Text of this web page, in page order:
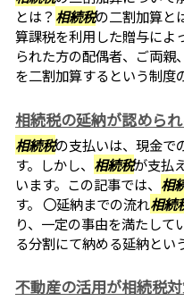
とは？ 相続税の二割加算と
算課税を利用した贈与によ
られた方の配偶者、ご両親
を二割加算するという制度
相続税の延納が認めら
相続税の支払いは、現金で
す。しかし、 相続税が支払
います。この記事では、 相
す。 〇延納までの流れ相続
り、一定の事由を満たして
る分割にて納める延納とい
不動産の活用が相続税